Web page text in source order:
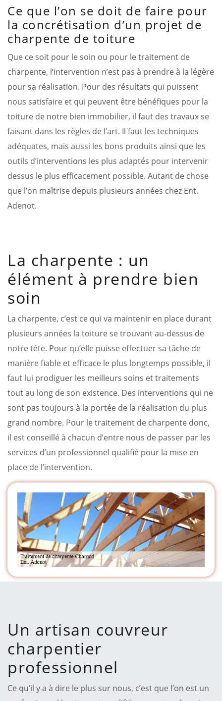
Ce que l’on se doit de faire pour
la concrétisation d’un projet de
charpente de toiture
Que ce soit pour le soin ou pour le traitement de
charpente, l’intervention n’est pas à prendre à la légère
pour sa réalisation. Pour des résultats qui puissent
nous satisfaire et qui peuvent être bénéfiques pour la
toiture de notre bien immobilier, il faut des travaux se
faisant dans les règles de l’art. Il faut les techniques
adéquates, mais aussi les bons produits ainsi que les
outils d’interventions les plus adaptés pour intervenir
dessus le plus efficacement possible. Autant de chose
que l’on maîtrise depuis plusieurs années chez Ent.
Adenot.
La charpente : un
élément à prendre bien
soin
La charpente, c’est ce qui va maintenir en place durant
plusieurs années la toiture se trouvant au-dessus de
notre tête. Pour qu’elle puisse effectuer sa tâche de
manière fiable et efficace le plus longtemps possible, il
faut lui prodiguer les meilleurs soins et traitements
tout au long de son existence. Des interventions qui ne
sont pas toujours à la portée de la réalisation du plus
grand nombre. Pour le traitement de charpente donc,
il est conseillé à chacun d’entre nous de passer par les
services d’un professionnel qualifié pour la mise en
place de l’intervention.
Un artisan couvreur
charpentier
professionnel
Ce qu’il y a à dire le plus sur nous, c’est que l’on est un